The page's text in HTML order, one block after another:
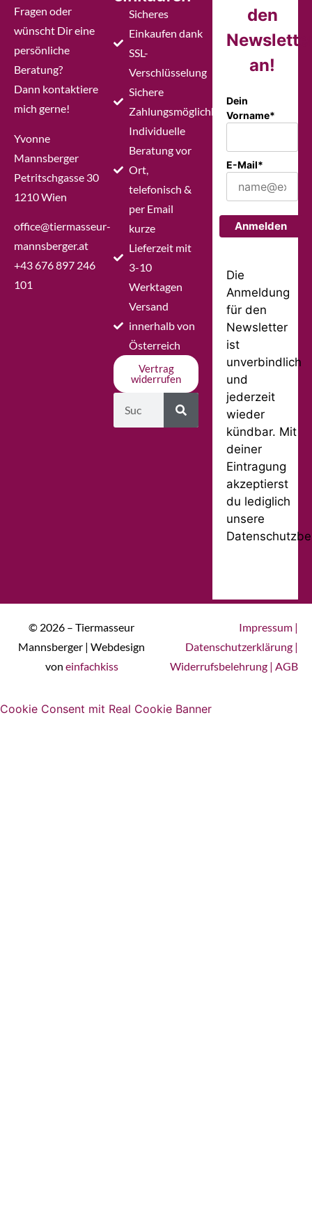
Fragen oder
wünscht Dir eine
persönliche
Beratung?
Dann kontaktiere
mich gerne!
Yvonne
Mannsberger
Petritschgasse 30
1210 Wien
office@tiermasseur-
mannsberger.at
+43 676 897 246
101
Sicheres
Einkaufen dank
SSL-
Verschlüsselung
Sichere
Zahlungsmöglichkeiten
Individuelle
Beratung vor
Ort,
telefonisch &
per Email
kurze
Lieferzeit mit
3-10
Werktagen
Versand
innerhalb von
Österreich
Vertrag
widerrufen
den
an!
Dein
Vorname*
E-Mail*
Anmelden
Die
Anmeldung
für den
Newsletter
ist
unverbindlich
und
jederzeit
wieder
kündbar. Mit
deiner
Eintragung
akzeptierst
du lediglich
unsere
© 2026 – Tiermasseur
Mannsberger | Webdesign
von einfachkiss
Impressum |
Datenschutzerklärung |
Widerrufsbelehrung | AGB
Cookie Consent mit Real Cookie Banner